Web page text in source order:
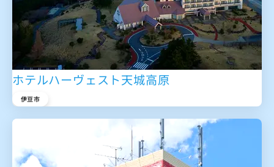
ホテルハーヴェスト天城高原
伊豆市